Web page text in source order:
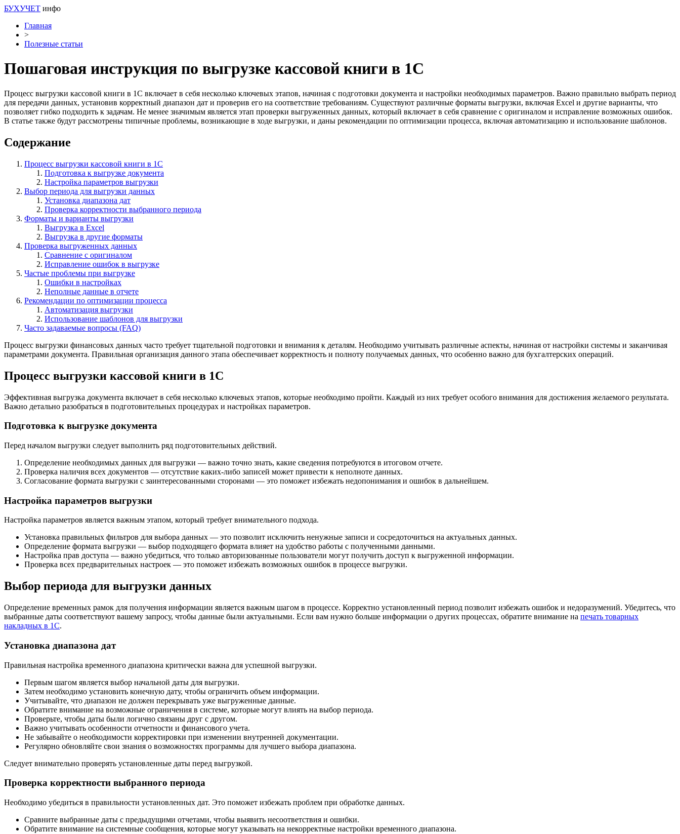
БУХУЧЕТ инфо
Главная
>
Полезные статьи
Пошаговая инструкция по выгрузке кассовой книги в 1С
Процесс выгрузки кассовой книги в 1С включает в себя несколько ключевых этапов, начиная с подготовки документа и настройки необходимых параметров. Важно правильно выбрать период
для передачи данных, установив корректный диапазон дат и проверив его на соответствие требованиям. Существуют различные форматы выгрузки, включая Excel и другие варианты, что
позволяет гибко подходить к задачам. Не менее значимым является этап проверки выгруженных данных, который включает в себя сравнение с оригиналом и исправление возможных ошибок.
В статье также будут рассмотрены типичные проблемы, возникающие в ходе выгрузки, и даны рекомендации по оптимизации процесса, включая автоматизацию и использование шаблонов.
Содержание
Процесс выгрузки кассовой книги в 1С
Подготовка к выгрузке документа
Настройка параметров выгрузки
Выбор периода для выгрузки данных
Установка диапазона дат
Проверка корректности выбранного периода
Форматы и варианты выгрузки
Выгрузка в Excel
Выгрузка в другие форматы
Проверка выгруженных данных
Сравнение с оригиналом
Исправление ошибок в выгрузке
Частые проблемы при выгрузке
Ошибки в настройках
Неполные данные в отчете
Рекомендации по оптимизации процесса
Автоматизация выгрузки
Использование шаблонов для выгрузки
Часто задаваемые вопросы (FAQ)
Процесс выгрузки финансовых данных часто требует тщательной подготовки и внимания к деталям. Необходимо учитывать различные аспекты, начиная от настройки системы и заканчивая
параметрами документа. Правильная организация данного этапа обеспечивает корректность и полноту получаемых данных, что особенно важно для бухгалтерских операций.
Процесс выгрузки кассовой книги в 1С
Эффективная выгрузка документа включает в себя несколько ключевых этапов, которые необходимо пройти. Каждый из них требует особого внимания для достижения желаемого результата.
Важно детально разобраться в подготовительных процедурах и настройках параметров.
Подготовка к выгрузке документа
Перед началом выгрузки следует выполнить ряд подготовительных действий.
Определение необходимых данных для выгрузки — важно точно знать, какие сведения потребуются в итоговом отчете.
Проверка наличия всех документов — отсутствие каких-либо записей может привести к неполноте данных.
Согласование формата выгрузки с заинтересованными сторонами — это поможет избежать недопонимания и ошибок в дальнейшем.
Настройка параметров выгрузки
Настройка параметров является важным этапом, который требует внимательного подхода.
Установка правильных фильтров для выбора данных — это позволит исключить ненужные записи и сосредоточиться на актуальных данных.
Определение формата выгрузки — выбор подходящего формата влияет на удобство работы с полученными данными.
Настройка прав доступа — важно убедиться, что только авторизованные пользователи могут получить доступ к выгруженной информации.
Проверка всех предварительных настроек — это поможет избежать возможных ошибок в процессе выгрузки.
Выбор периода для выгрузки данных
Определение временных рамок для получения информации является важным шагом в процессе. Корректно установленный период позволит избежать ошибок и недоразумений. Убедитесь, что
выбранные даты соответствуют вашему запросу, чтобы данные были актуальными. Если вам нужно больше информации о других процессах, обратите внимание на печать товарных
накладных в 1С.
Установка диапазона дат
Правильная настройка временного диапазона критически важна для успешной выгрузки.
Первым шагом является выбор начальной даты для выгрузки.
Затем необходимо установить конечную дату, чтобы ограничить объем информации.
Учитывайте, что диапазон не должен перекрывать уже выгруженные данные.
Обратите внимание на возможные ограничения в системе, которые могут влиять на выбор периода.
Проверьте, чтобы даты были логично связаны друг с другом.
Важно учитывать особенности отчетности и финансового учета.
Не забывайте о необходимости корректировки при изменении внутренней документации.
Регулярно обновляйте свои знания о возможностях программы для лучшего выбора диапазона.
Следует внимательно проверять установленные даты перед выгрузкой.
Проверка корректности выбранного периода
Необходимо убедиться в правильности установленных дат. Это поможет избежать проблем при обработке данных.
Сравните выбранные даты с предыдущими отчетами, чтобы выявить несоответствия и ошибки.
Обратите внимание на системные сообщения, которые могут указывать на некорректные настройки временного диапазона.